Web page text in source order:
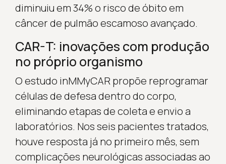
diminuiu em 34% o risco de óbito em
câncer de pulmão escamoso avançado.
CAR-T: inovações com produção
no próprio organismo
O estudo inMMyCAR propõe reprogramar
células de defesa dentro do corpo,
eliminando etapas de coleta e envio a
laboratórios. Nos seis pacientes tratados,
houve resposta já no primeiro mês, sem
complicações neurológicas associadas ao